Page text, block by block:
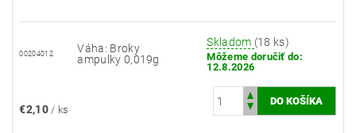
00204012
Váha: Broky
ampulky 0,019g
Skladom (18 ks)
Môžeme doručiť do:
12.8.2026
€2,10 / ks